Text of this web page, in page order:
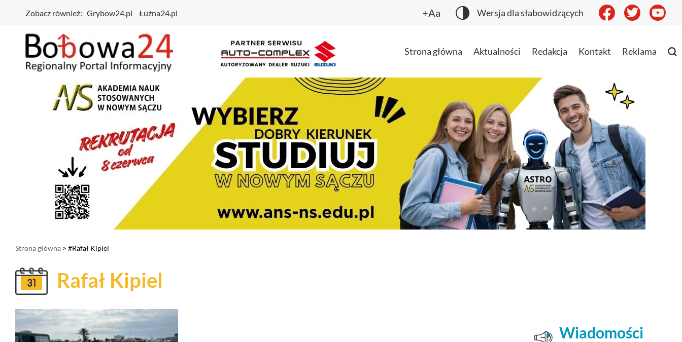
Zobacz również: Grybow24.pl Łużna24.pl +Aa Wersja dla słabowidzących
Strona główna Aktualności Redakcja Kontakt Reklama
Strona główna > #Rafał Kipiel
Rafał Kipiel
Wiadomości